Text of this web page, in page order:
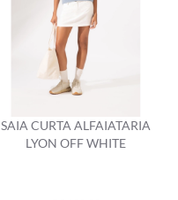
SAIA CURTA ALFAIATARIA
LYON OFF WHITE